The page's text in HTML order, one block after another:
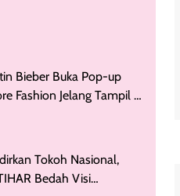
Bieber Buka Pop-up